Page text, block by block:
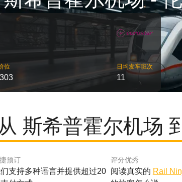
位 日均发车班次
11
斯希普霍尔机场
预订
支持多种语言并提供超过20
评分优秀
阅读真实的 Rail